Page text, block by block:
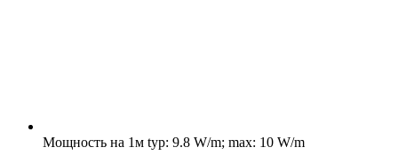
Мощность на 1м typ: 9.8 W/m; max: 10 W/m